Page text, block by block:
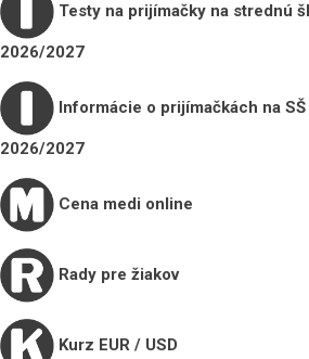
Testy na prijímačky na strednú
2026/2027
Informácie o prijímačkách na SŠ
2026/2027
Cena medi online
Rady pre žiakov
Kurz EUR / USD